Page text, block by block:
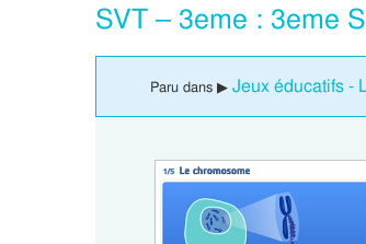
SVT – 3eme : 3eme
Paru dans ▶ Jeux éducatifs -